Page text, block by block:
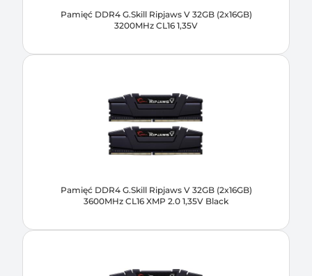
Pamięć DDR4 G.Skill Ripjaws V 32GB (2x16GB)
3200MHz CL16 1,35V
Pamięć DDR4 G.Skill Ripjaws V 32GB (2x16GB)
3600MHz CL16 XMP 2.0 1,35V Black